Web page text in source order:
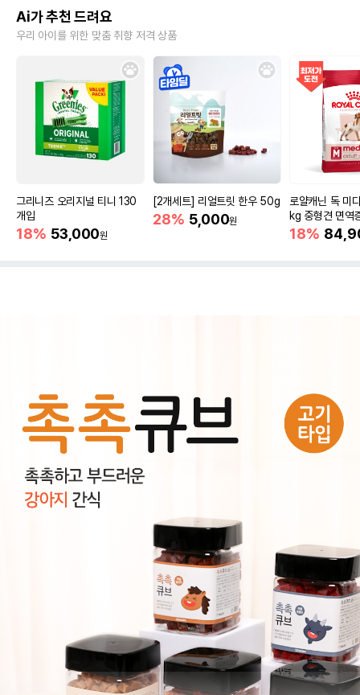
Ai가 추천 드려요
우리 아이를 위한 맞춤 취향 저격 상품
그리니즈 오리지널 티니 130
개입
18% 53,000원
[2개세트] 리얼트릿 한우 50g
28% 5,000원
로얄캐닌 독 미
kg 중형견 면역
18%